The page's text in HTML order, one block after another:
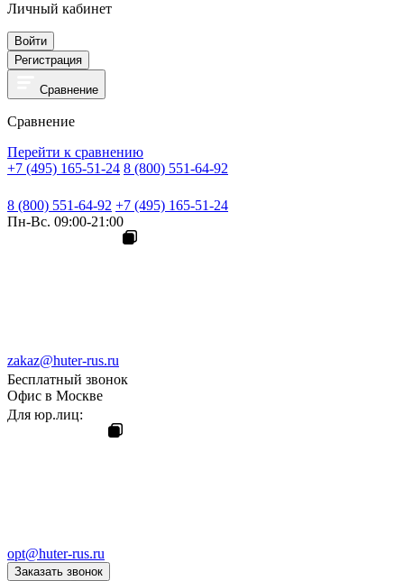
Личный кабинет
Войти
Регистрация
Сравнение
Сравнение
Перейти к сравнению
+7 (495) 165-51-24 8 (800) 551-64-92
8 (800) 551-64-92 +7 (495) 165-51-24
Пн-Вс. 09:00-21:00
zakaz@huter-rus.ru
Бесплатный звонок
Офис в Москве
Для юр.лиц:
opt@huter-rus.ru
Заказать звонок